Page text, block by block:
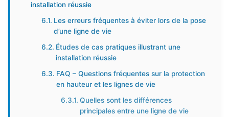
installation réussie
Les erreurs fréquentes à éviter lors de la pose
d’une ligne de vie
Études de cas pratiques illustrant une
installation réussie
FAQ – Questions fréquentes sur la protection
en hauteur et les lignes de vie
Quelles sont les différences
principales entre une ligne de vie